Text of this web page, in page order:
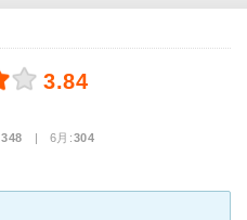
3.84
348 | 6月:304